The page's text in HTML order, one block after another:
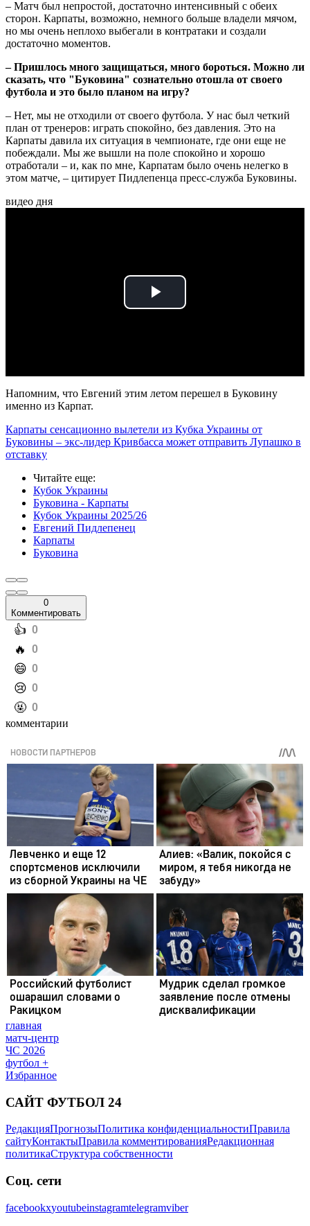
– Матч был непростой, достаточно интенсивный с обеих
сторон. Карпаты, возможно, немного больше владели мячом,
но мы очень неплохо выбегали в контратаки и создали
достаточно моментов.
– Пришлось много защищаться, много бороться. Можно ли
сказать, что "Буковина" сознательно отошла от своего
футбола и это было планом на игру?
– Нет, мы не отходили от своего футбола. У нас был четкий
план от тренеров: играть спокойно, без давления. Это на
Карпаты давила их ситуация в чемпионате, где они еще не
побеждали. Мы же вышли на поле спокойно и хорошо
отработали – и, как по мне, Карпатам было очень нелегко в
этом матче, – цитирует Пидлепенца пресс-служба Буковины.
видео дня
Play
Напомним, что Евгений этим летом перешел в Буковину
именно из Карпат.
Карпаты сенсационно вылетели из Кубка Украины от
Буковины – экс-лидер Кривбасса может отправить Лупашко в
отставку
Читайте еще:
Кубок Украины
Буковина - Карпаты
Кубок Украины 2025/26
Евгений Пидлепенец
Карпаты
Буковина
0
Комментировать
️👍 0
️🔥 0
️😄 0
️😢 0
️🤬 0
комментарии
главная
матч-центр
ЧС 2026
футбол +
Избранное
САЙТ ФУТБОЛ 24
РедакцияПрогнозыПолитика конфиденциальностиПравила
сайтуКонтактыПравила комментированияРедакционная
политикаСтруктура собственности
Соц. сети
facebookxyoutubeinstagramtelegramviber